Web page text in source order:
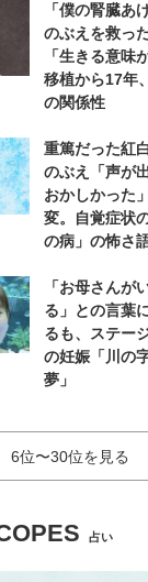
「僕の腎臓あ
のぶえを救っ
「生きる意味
移植から17年
の関係性
重篤だった紅
のぶえ「声が
おかしかった
変。自覚症状
の病」の怖さ
「お母さんが
る」との言葉
るも、ステー
の妊娠「川の
夢」
6位〜30位を見る
占い